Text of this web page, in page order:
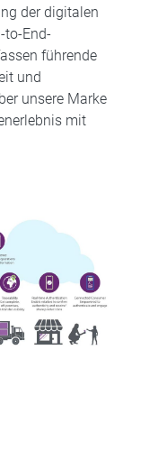
der digitalen
to-End-
führende
und
unsere Marke
mit